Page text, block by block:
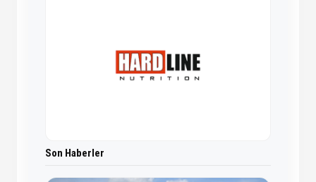
Son Haberler